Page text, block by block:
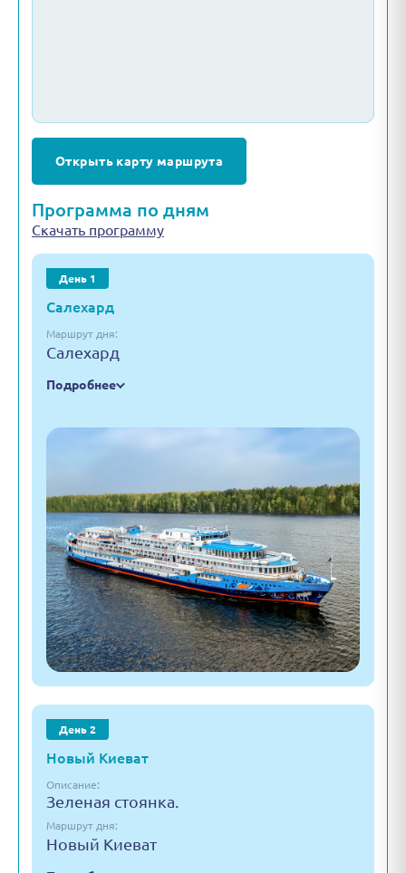
Открыть карту маршрута
Программа по дням
Скачать программу
День 1
Салехард
Маршрут дня:
Салехард
Подробнее
День 2
Новый Киеват
Описание:
Зеленая стоянка.
Маршрут дня:
Новый Киеват